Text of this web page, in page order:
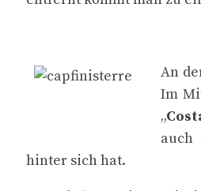
An
Im
„
auch
hinter sich hat.